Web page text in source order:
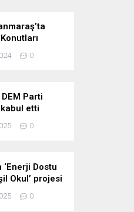
Edilecek
0
Parti
etti
0
‘Enerji Dostu
Okul’ projesi
0